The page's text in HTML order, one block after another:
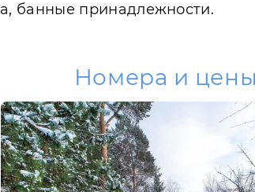
банные принадлежности.
Номера и цены